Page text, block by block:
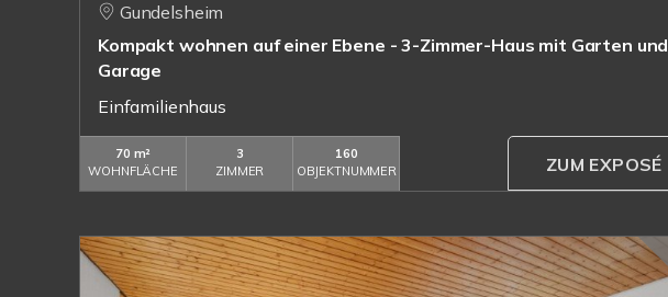
Gundelsheim
Kompakt wohnen auf einer Ebene - 3-Zimmer-Haus mit Garten und
Garage
Einfamilienhaus
70 m²
WOHNFLÄCHE
3
ZIMMER
160
OBJEKTNUMMER
ZUM EXPOSÉ